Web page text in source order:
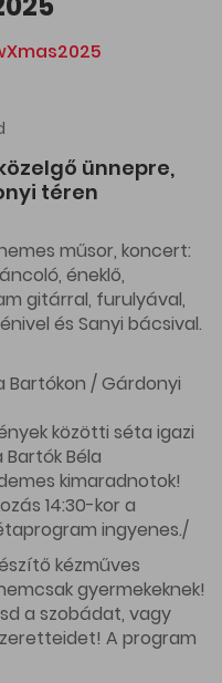
ünnepre,
téren
műsor, koncert:
éneklő,
gitárral, furulyával,
és Sanyi bácsival.
Bartókon / Gárdonyi
közötti séta igazi
Béla
kimaradnotok!
14:30-kor a
ingyenes./
kézműves
gyermekeknek!
a szobádat, vagy
A program